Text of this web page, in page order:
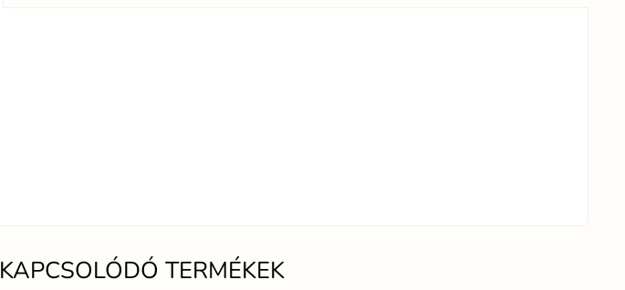
KAPCSOLÓDÓ TERMÉKEK